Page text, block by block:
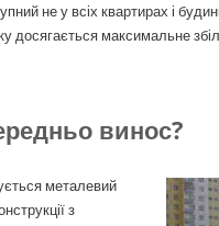
не у всіх квартирах і
досягається максимальне
винос?
металевий
з